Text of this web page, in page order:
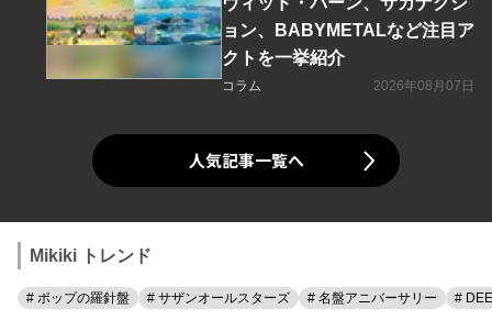
ョン、BABYMETALなど注目ア
クトを一挙紹介
コラム 2026年08月07日
人気記事一覧へ
Mikiki トレンド
# ポップの羅針盤 # サザンオールスターズ # 名盤アニバーサリー #